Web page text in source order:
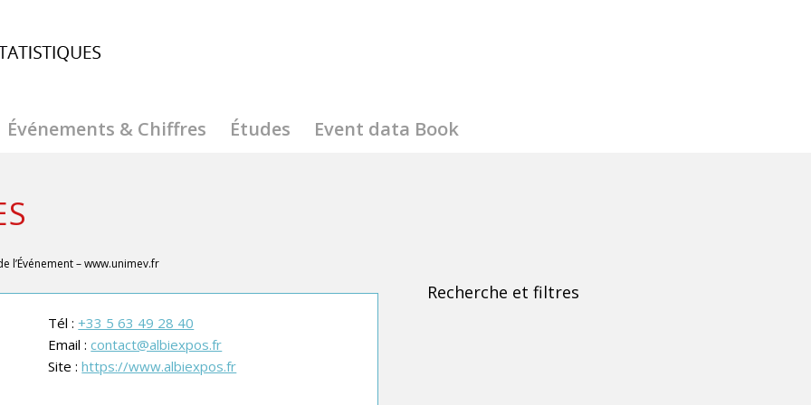
Événements & Chiffres Études Event data Book
l’Événement –www.unimev.fr
Tél :+33 5 63 49 28 40
Email :contact@albiexpos.fr
Site :https://www.albiexpos.fr
Recherche et filtres